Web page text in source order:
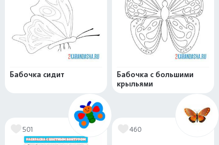
Бабочка сидит
Бабочка с большими
крыльями
501 460